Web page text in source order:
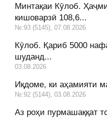
Минтақаи Кӯлоб.
кишоварзӣ 108,6...
№:93 (5145), 07.08.2026
Кӯлоб. Қариб 5000
шуданд...
03.08.2026
Иқдоме, ки аҳамияти
№:92 (5144), 03.08.2026
Аз роҳи пурмашаққат